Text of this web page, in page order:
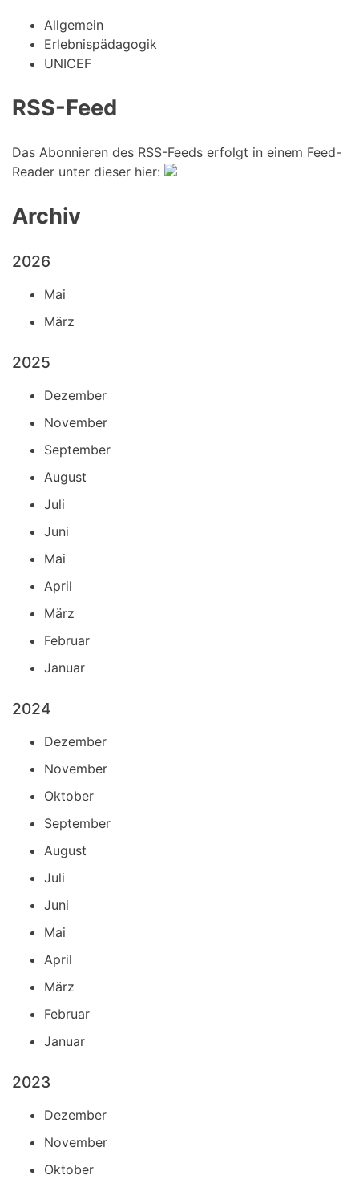
Allgemein
Erlebnispädagogik
UNICEF
RSS-Feed
Das Abonnieren des RSS-Feeds erfolgt in einem Feed-
Reader unter dieser hier:
Archiv
2026
Mai
März
2025
Dezember
November
September
August
Juli
Juni
Mai
April
März
Februar
Januar
2024
Dezember
November
Oktober
September
August
Juli
Juni
Mai
April
März
Februar
Januar
2023
Dezember
November
Oktober